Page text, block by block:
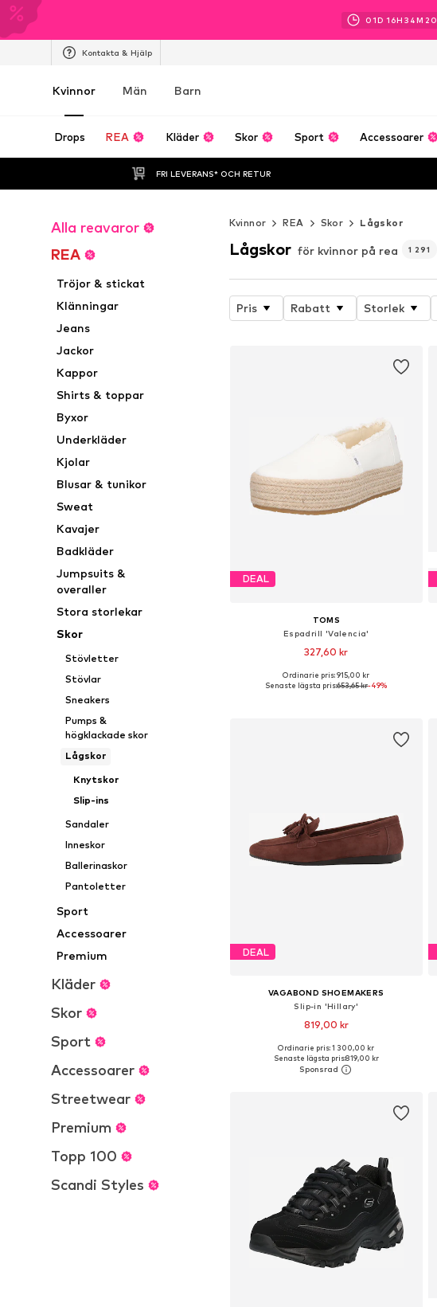
01D 16H 34M 19
Kontakta & Hjälp
Kvinnor Män Barn
Drops REA Kläder Skor Sport Accessoarer
FRI LEVERANS* OCH RETUR
Alla reavaror
REA
Tröjor & stickat
Klänningar
Jeans
Jackor
Kappor
Shirts & toppar
Byxor
Underkläder
Kjolar
Blusar & tunikor
Sweat
Kavajer
Badkläder
Jumpsuits &
overaller
Stora storlekar
Skor
Stövletter
Stövlar
Sneakers
Pumps &
högklackade skor
Lågskor
Knytskor
Slip-ins
Sandaler
Inneskor
Ballerinaskor
Pantoletter
Sport
Accessoarer
Premium
Kläder
Skor
Sport
Accessoarer
Streetwear
Premium
Topp 100
Scandi Styles
Kvinnor REA Skor Lågskor
Lågskor för kvinnor på rea 1 291
Pris Rabatt Storlek
DEAL
TOMS
Espadrill 'Valencia'
327,60 kr
Tillgänglig i många storlekar
Ordinarie pris: 915,00 kr
Senaste lägsta pris:653,65 kr-49%
DEAL
VAGABOND SHOEMAKERS
Slip-in 'Hillary'
819,00 kr
Lägg till i varukorgen
Ordinarie pris: 1 300,00 kr
Senaste lägsta pris:819,00 kr